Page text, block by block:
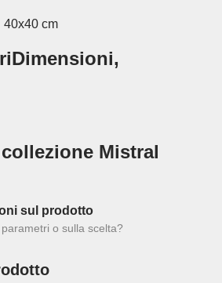
40x40 cm
Dimensioni,
Mistral
sul prodotto
o sulla scelta?